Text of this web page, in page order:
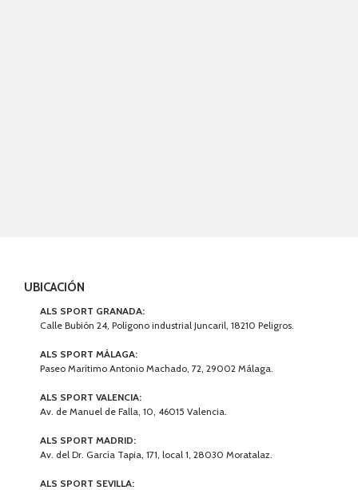
UBICACIÓN
ALS SPORT GRANADA:
Calle Bubión 24, Polígono industrial Juncaril, 18210 Peligros.
ALS SPORT MÁLAGA:
Paseo Marítimo Antonio Machado, 72, 29002 Málaga.
ALS SPORT VALENCIA:
Av. de Manuel de Falla, 10, 46015 Valencia.
ALS SPORT MADRID:
Av. del Dr. García Tapia, 171, local 1, 28030 Moratalaz.
ALS SPORT SEVILLA: